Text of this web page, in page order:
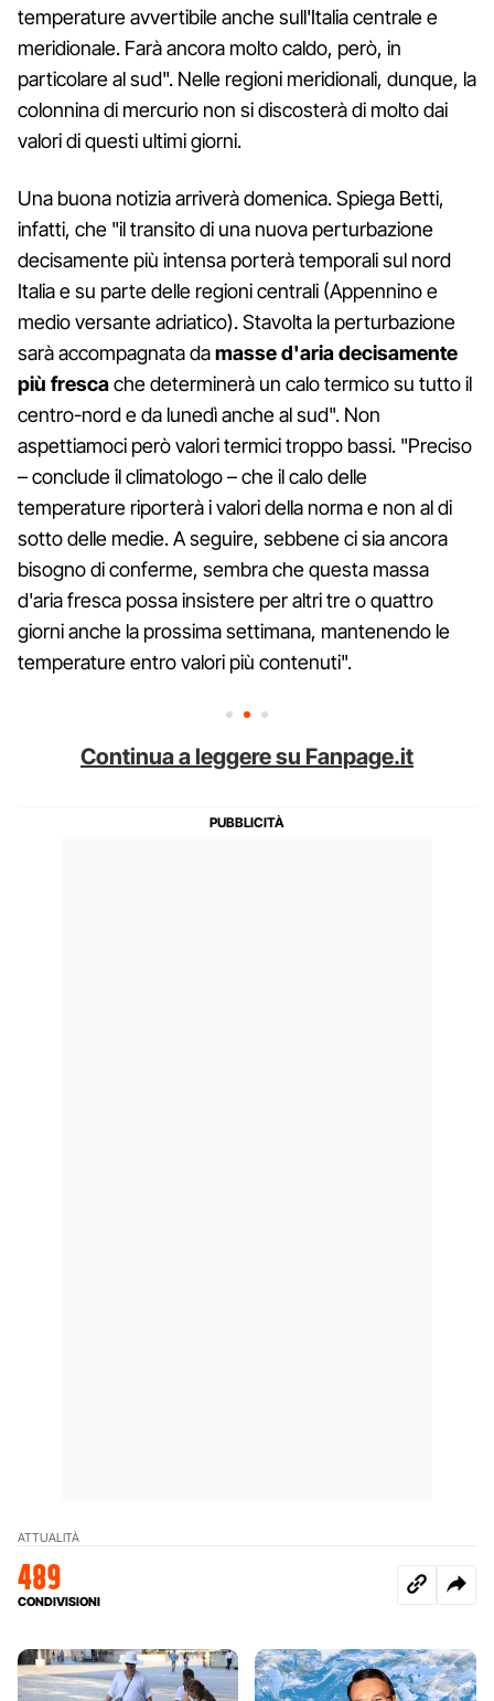
temperature avvertibile anche sull'Italia centrale e
meridionale. Farà ancora molto caldo, però, in
particolare al sud". Nelle regioni meridionali, dunque, la
colonnina di mercurio non si discosterà di molto dai
valori di questi ultimi giorni.
Una buona notizia arriverà domenica. Spiega Betti,
infatti, che "il transito di una nuova perturbazione
decisamente più intensa porterà temporali sul nord
Italia e su parte delle regioni centrali (Appennino e
medio versante adriatico). Stavolta la perturbazione
sarà accompagnata damasse d'aria decisamente
più frescache determinerà un calo termico su tutto il
centro-nord e da lunedì anche al sud". Non
aspettiamoci però valori termici troppo bassi. "Preciso
– conclude il climatologo – che il calo delle
temperature riporterà i valori della norma e non al di
sotto delle medie. A seguire, sebbene ci sia ancora
bisogno di conferme, sembra che questa massa
d'aria fresca possa insistere per altri tre o quattro
giorni anche la prossima settimana, mantenendo le
temperature entro valori più contenuti".
Continua a leggere su Fanpage.it
ATTUALITÀ
489
CONDIVISIONI